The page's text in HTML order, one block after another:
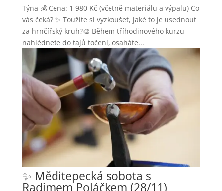
Týna 💰 Cena: 1 980 Kč (včetně materiálu a výpalu) Co
vás čeká? ✨ Toužíte si vyzkoušet, jaké to je usednout
za hrnčířský kruh?🎨 Během tříhodinového kurzu
nahlédnete do tajů točení, osaháte...
✨ Měditepecká sobota s
Radimem Poláčkem (28/11)